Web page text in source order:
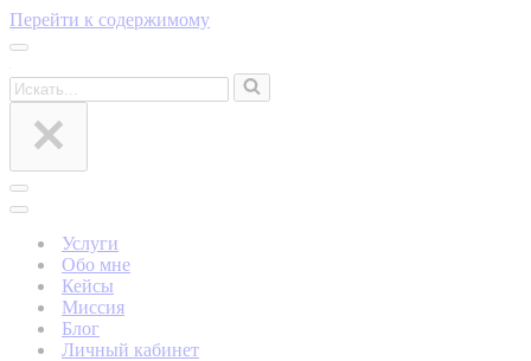
Перейти к содержимому
Меню
навигации
Искать...
Меню
навигации
Меню
навигацииУслуги
Обо мне
Кейсы
Миссия
Блог
Личный кабинет